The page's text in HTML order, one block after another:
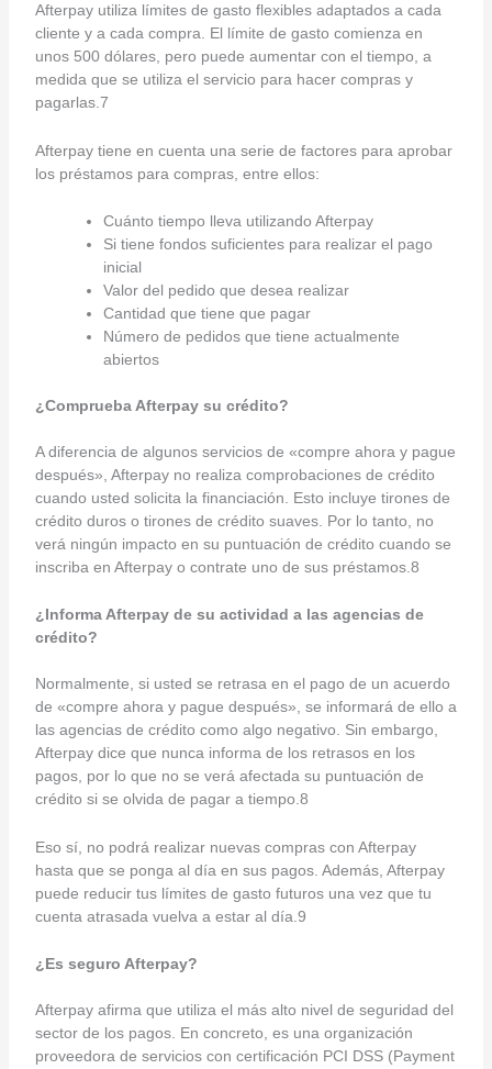
Afterpay utiliza límites de gasto flexibles adaptados a cada
cliente y a cada compra. El límite de gasto comienza en
unos 500 dólares, pero puede aumentar con el tiempo, a
medida que se utiliza el servicio para hacer compras y
pagarlas.7
Afterpay tiene en cuenta una serie de factores para aprobar
los préstamos para compras, entre ellos:
Cuánto tiempo lleva utilizando Afterpay
Si tiene fondos suficientes para realizar el pago
inicial
Valor del pedido que desea realizar
Cantidad que tiene que pagar
Número de pedidos que tiene actualmente
abiertos
¿Comprueba Afterpay su crédito?
A diferencia de algunos servicios de «compre ahora y pague
después», Afterpay no realiza comprobaciones de crédito
cuando usted solicita la financiación. Esto incluye tirones de
crédito duros o tirones de crédito suaves. Por lo tanto, no
verá ningún impacto en su puntuación de crédito cuando se
inscriba en Afterpay o contrate uno de sus préstamos.8
¿Informa Afterpay de su actividad a las agencias de
crédito?
Normalmente, si usted se retrasa en el pago de un acuerdo
de «compre ahora y pague después», se informará de ello a
las agencias de crédito como algo negativo. Sin embargo,
Afterpay dice que nunca informa de los retrasos en los
pagos, por lo que no se verá afectada su puntuación de
crédito si se olvida de pagar a tiempo.8
Eso sí, no podrá realizar nuevas compras con Afterpay
hasta que se ponga al día en sus pagos. Además, Afterpay
puede reducir tus límites de gasto futuros una vez que tu
cuenta atrasada vuelva a estar al día.9
¿Es seguro Afterpay?
Afterpay afirma que utiliza el más alto nivel de seguridad del
sector de los pagos. En concreto, es una organización
proveedora de servicios con certificación PCI DSS (Payment